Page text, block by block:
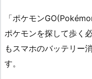
「ポケモン
ポケモンを探して歩く
もスマホのバッテリー
す。